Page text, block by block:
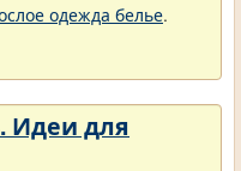
одежда белье.
Идеи для